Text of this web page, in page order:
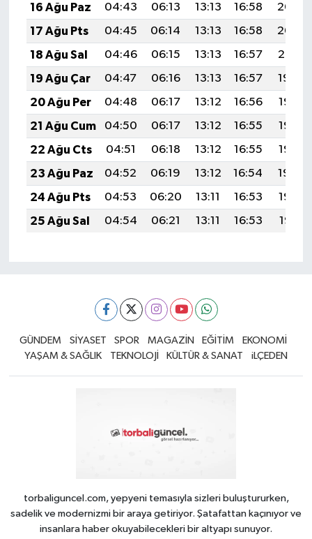
16 Ağu Paz
04:43 06:13 13:13 16:58
20:03
17 Ağu Pts
04:45 06:14 13:13 16:58
20:02
18 Ağu Sal
04:46 06:15 13:13 16:57
20:01
19 Ağu Çar
04:47 06:16 13:13 16:57
19:59
20 Ağu Per
04:48 06:17 13:12 16:56
19:58
21 Ağu Cum
04:50 06:17 13:12 16:55
19:57
22 Ağu Cts
04:51 06:18 13:12 16:55
19:55
23 Ağu Paz
04:52 06:19 13:12 16:54
19:54
24 Ağu Pts
04:53 06:20 13:11 16:53
19:53
25 Ağu Sal
04:54 06:21 13:11 16:53 19:51
GÜNDEM SİYASET SPOR MAGAZİN EĞİTİM
EKONOMİ
YAŞAM & SAĞLIK
TEKNOLOJİ KÜLTÜR & SANAT iLÇEDEN
torbaliguncel.com, yepyeni temasıyla sizleri buluştururken,
sadelik ve modernizmi bir araya getiriyor. Şatafattan kaçınıyor ve
insanlara haber okuyabilecekleri bir altyapı sunuyor.